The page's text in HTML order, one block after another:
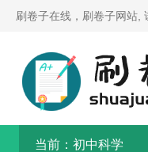
刷卷子在线，刷卷子网站,
当前： 初中科学